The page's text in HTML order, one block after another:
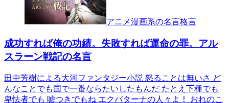
アニメ漫画系の名言格言
成功すれば俺の功績。失敗すれば運命の罪。アル
スラーン戦記の名言
田中芳樹による大河ファンタジー小説 怒ることは無いさ ど
んなことでも国で一番ならたいしたもんだ たとえ下種でも
卑怯者でも 嘘つきでもね エクバターナの人々よ！ おれのこ